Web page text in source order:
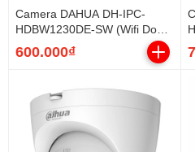
Camera DAHUA DH-IPC-
HDBW1230DE-SW (Wifi Dome
sắt 2MP, góc rộng)
600.000₫